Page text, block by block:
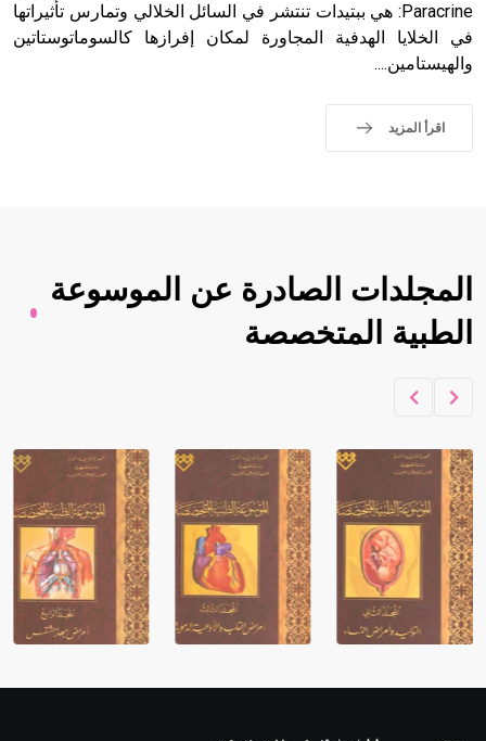
Paracrine: هي ببتيدات تنتشر في السائل الخلالي وتمارس تأثيراتها
في الخلايا الهدفية المجاورة لمكان إفرازها كالسوماتوستاتين
والهيستامين....
اقرأ المزيد
المجلدات الصادرة عن الموسوعة
الطبية المتخصصة